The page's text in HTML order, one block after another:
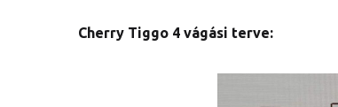
Cherry Tiggo 4 vágási terve: